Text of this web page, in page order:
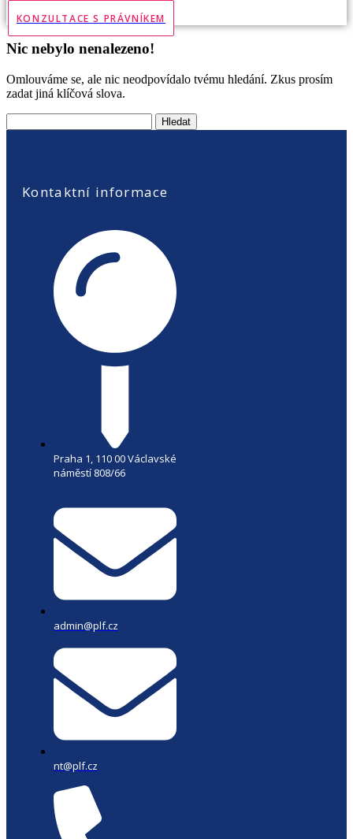
KONZULTACE S PRÁVNÍKEM
Nic nebylo nenalezeno!
Omlouváme se, ale nic neodpovídalo tvému hledání. Zkus prosím
zadat jiná klíčová slova.
Kontaktní informace
Praha 1, 110 00 Václavské
náměstí 808/66
admin@plf.cz
nt@plf.cz